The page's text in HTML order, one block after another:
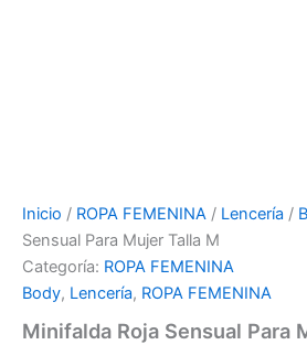
Inicio / ROPA FEMENINA / Lencería /
Sensual Para Mujer Talla M
Categoría: ROPA FEMENINA
Body, Lencería, ROPA FEMENINA
Minifalda Roja Sensual Para